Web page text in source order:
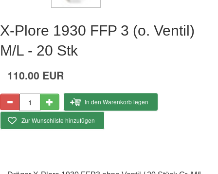
X-Plore 1930 FFP 3 (o. Ventil)
M/L - 20 Stk
110.00 EUR
In den Warenkorb legen
Zur Wunschliste hinzufügen